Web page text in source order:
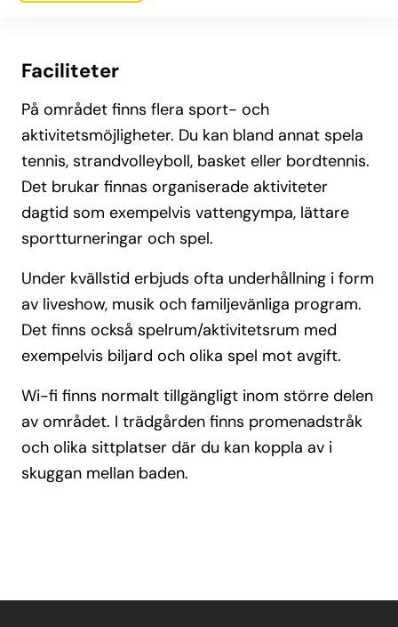
Faciliteter
På området finns flera sport- och
aktivitetsmöjligheter. Du kan bland annat spela
tennis, strandvolleyboll, basket eller bordtennis.
Det brukar finnas organiserade aktiviteter
dagtid som exempelvis vattengympa, lättare
sportturneringar och spel.
Under kvällstid erbjuds ofta underhållning i form
av liveshow, musik och familjevänliga program.
Det finns också spelrum/aktivitetsrum med
exempelvis biljard och olika spel mot avgift.
Wi-fi finns normalt tillgängligt inom större delen
av området. I trädgården finns promenadstråk
och olika sittplatser där du kan koppla av i
skuggan mellan baden.